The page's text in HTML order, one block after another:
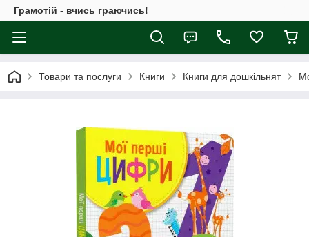
Грамотій - вчись граючись!
Товари та послуги Книги Книги для дошкільнят